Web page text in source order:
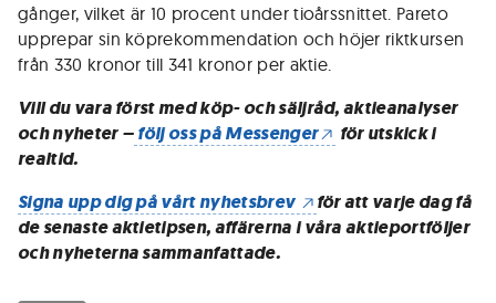
gånger, vilket är 10 procent under tioårssnittet. Pareto
upprepar sin köprekommendation och höjer riktkursen
från 330 kronor till 341 kronor per aktie.
Vill du vara först med köp- och säljråd, aktieanalyser
och nyheter –följ oss på Messenger
för utskick i
realtid.
Signa upp dig på vårt nyhetsbrev
för att varje dag få
de senaste aktietipsen, affärerna i våra aktieportföljer
och nyheterna sammanfattade.